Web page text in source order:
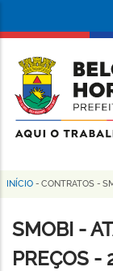
conteúdo
principal
da
de
Trilha
de
navegação
INÍCIO - CONTRATOS -
SMOBI -
PREÇOS -